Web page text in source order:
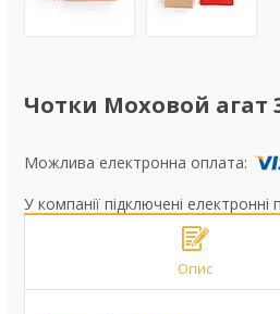
Чотки Моховой агат
У компанії підключені
Опис